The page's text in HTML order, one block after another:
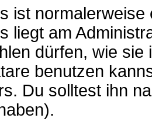
ist
liegt am
dürfen, wie
benutzen
Du solltest ihn